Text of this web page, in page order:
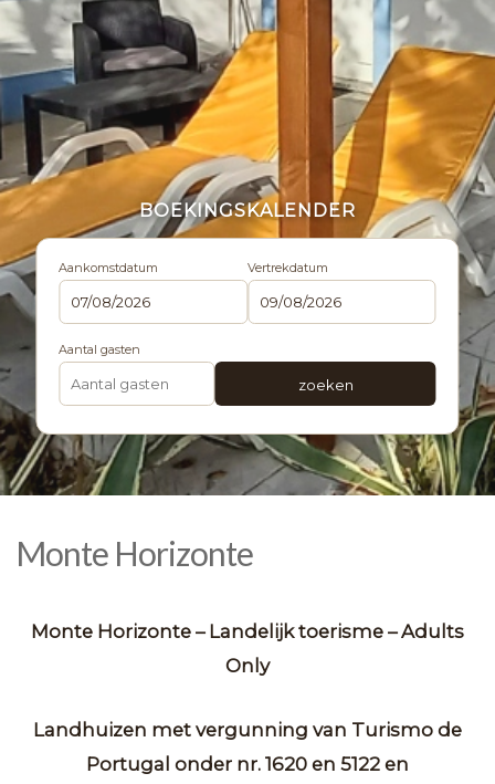
BOEKINGSKALENDER
Aankomstdatum Vertrekdatum
Aantal gasten
zoeken
Monte Horizonte
Monte Horizonte – Landelijk toerisme – Adults
Only
Landhuizen met vergunning van Turismo de
Portugal onder nr. 1620 en 5122 en